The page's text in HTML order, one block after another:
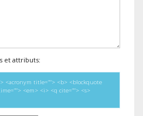
et attributs:
<acronym title=""> <b> <blockquote
<em> <i> <q cite=""> <s>